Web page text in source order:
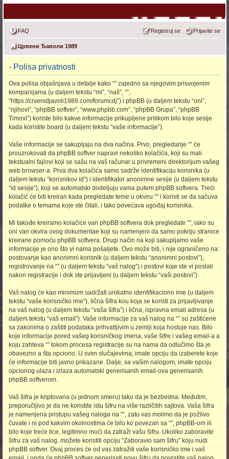
FAQ Prijavite se
Registruj se
Црвени Ђаволи 1989
- Polisa privatnosti
Ova polisa objašnjava u detalje kako “” zajedno sa njegovim prisvojenim
kompanijama (u daljem tekstu “mi”, “naš”, “”,
“https://crvenidjavoli1989.com/forumcdj”) i phpBB (u daljem tekstu “oni”,
“njihovi”, “phpBB softver”, “www.phpbb.com”, “phpBB Grupa”, “phpBB
Timovi”) koriste bilo kakve informacije prikupljene prilikom bilo koje sesije
kada koristite board (u daljem tekstu “vaše informacije”).
Vaše informacije se sakupljaju na dva načina. Prvo, pregledanje “” će
prouzrokovati da phpBB softver napravi nekoliko kolačića, koji su mali
tekstualni fajlovi koji se sašu na vaš računar u privremeni direktorijum vašeg
web browser-a. Prva dva kolačića samo sadrže identifikaciju korisnika (u
daljem tekstu “korisnikov id”) i identifikator anonimne sesije (u daljem tekstu
“id sesije”), koji se automatski dodeljuju vama putem phpBB softvera. Treći
kolačić će biti kreiran kada pregledate teme u okviru “” i koristi se da sačuva
podatke o temama koje ste čitali, i tako povećava ugođaj korisnika.
Mi takođe kreiramo kolačiće van phpBB softvera dok pregledate “”, iako su
oni van okvira ovog dokumentae koji su namenjeni da samo pokriju stranice
kreirane pomoću phpBB softvera. Drugi način na koji sakupljamo vaše
informacije je ono što vi nama pošaljete. Ovo može biti, i nije ograničeno na:
postovanje kao anonimni korisnik (u daljem tekstu “anonimni postovi”),
registrovanje na “” (u daljem tekstu “vaš nalog”) i postovi koje ste vi poslali
nakon registracije i dok ste prijavljeni (u daljem tekstu “vaši postovi”).
Vaš nalog će kao minimum sadržati unikatno identifikaciono ime (u daljem
tekstu “vaše korisničko ime”), lična šifra kou koja se koristi za prijavljivanje
na vaš nalog (u daljem tekstu “vaša šifra”) i lična, ispravna email adresa (u
daljem tekstu “vaš email”). Vaše informacije za vaš nalog na “” su zaštićene
sa zakonima o zaštiti podataka prihvatljivim u zemlji koja hostuje nas. Bilo
koje informacije pored vašeg korisničkog imena, vaše šifre i vašeg email-a a
koju zahteva “” tokom procesa registracije su na nama da odlučimo šta je
obavezno a šta opciono. U svim slučajevima, imate opciju da izaberete koje
će informacije biti javno prikazane. Dalje, sa vašim nalogom, imate opciju
opcionog ulaza i izlaza automatski generisanih email-ova generisanih
phpBB softverom.
Vaš šifra je kriptovana (u jednom smeru) tako da je bezbedna. Međutim,
preporučljivo je da ne koristite istu šifru na više različitih sajtova. Vaša šifra
je namenjena pristupu vašeg naloga na “”, zato vas molimo da je požlivo
čuvate i ni pod kakvim okolnostima će bilo ko povezan sa “”, phpBB-om ili
bilo koje treće lice, legitimno moći da zatraži vašu šifru. Ukoliko zaboravite
šifru za vaš nalog, možete koristiti opciju “Zaboravio sam šifru” koju nudi
phpBB softver. Ovaj proces će od vas zatražiti vaše korisničko ime i vaš